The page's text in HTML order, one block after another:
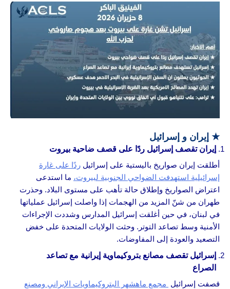
★ إيران و إسرائيل
إيران تقصف إسرائيل ردًا على قصف ضاحية بيروت
أطلقت إيران صواريخ باليستية على إسرائيل ردًا على غارة
إسرائيلية استهدفت الضواحي الجنوبية لبيروت، ما استدعى
اعتراض الصواريخ وإطلاق حالة تأهب على مستوى البلاد. وحذرت
طهران من شنّ المزيد من الهجمات إذا واصلت إسرائيل عملياتها
في لبنان، في حين أغلقت إسرائيل المدارس وشددت الإجراءات
الأمنية وسط تصاعد التوتر. وحثت الولايات المتحدة على خفض
التصعيد والعودة إلى المفاوضات.
إسرائيل تقصف مصانع بتروكيماوية إيرانية مع تصاعد
الصراع
قصفت إسرائيل مجمع ماهشهر البتروكيماويات الإيراني ومصنع